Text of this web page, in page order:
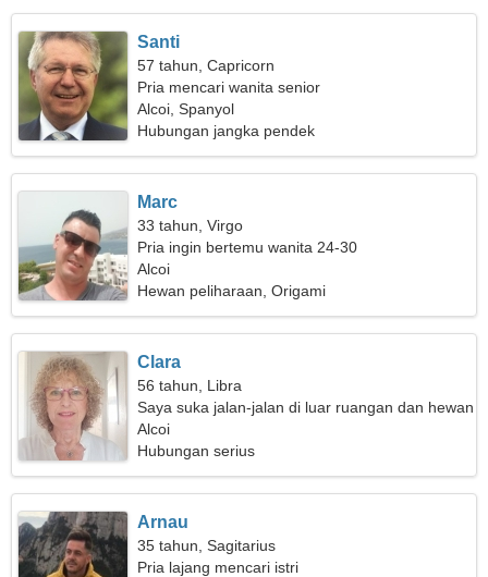
Santi
57 tahun, Capricorn
Pria mencari wanita senior
Alcoi, Spanyol
Hubungan jangka pendek
Marc
33 tahun, Virgo
Pria ingin bertemu wanita 24-30
Alcoi
Hewan peliharaan, Origami
Clara
56 tahun, Libra
Saya suka jalan-jalan di luar ruangan dan hewan
peliharaan
Alcoi
Hubungan serius
Arnau
35 tahun, Sagitarius
Pria lajang mencari istri